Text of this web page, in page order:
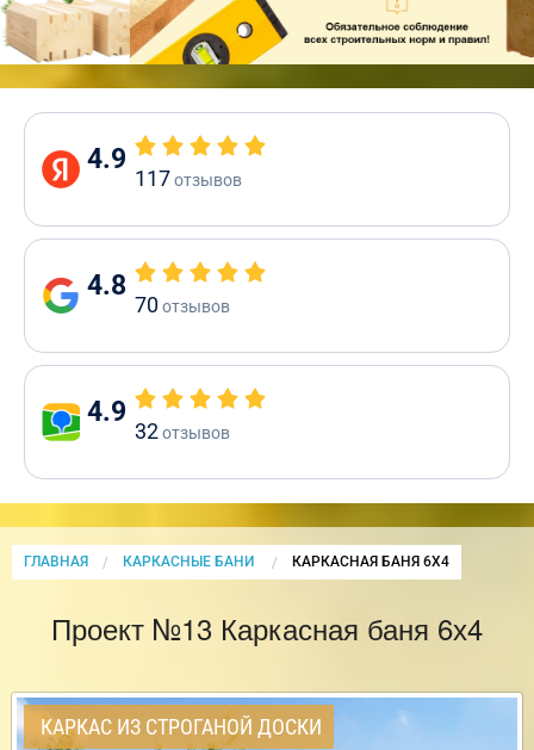
4.9
117отзывов
4.8
70отзывов
4.9
32отзывов
ГЛАВНАЯ КАРКАСНЫЕ БАНИ CURRENT:
КАРКАСНАЯ БАНЯ 6Х4
Проект №13 Каркасная баня 6х4
КАРКАС ИЗ СТРОГАНОЙ ДОСКИ